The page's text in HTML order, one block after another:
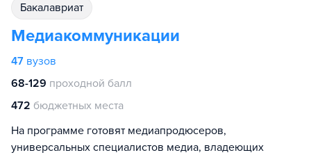
бакалавриат
Медиакоммуникации
47 вузов
68-129 проходной балл
472 бюджетных места
На программе готовят медиапродюсеров,
универсальных специалистов медиа, владеющих